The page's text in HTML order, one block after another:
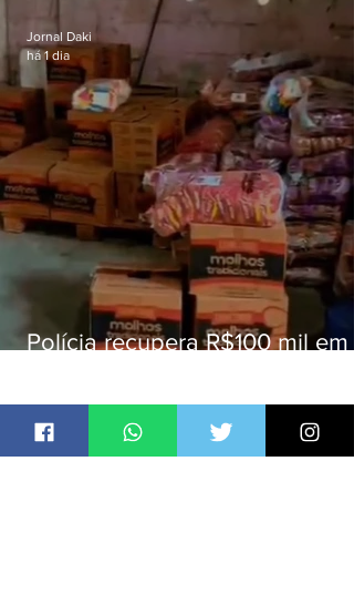
Polícia recupera R$100 mil em
Jornal Daki
há 1 dia